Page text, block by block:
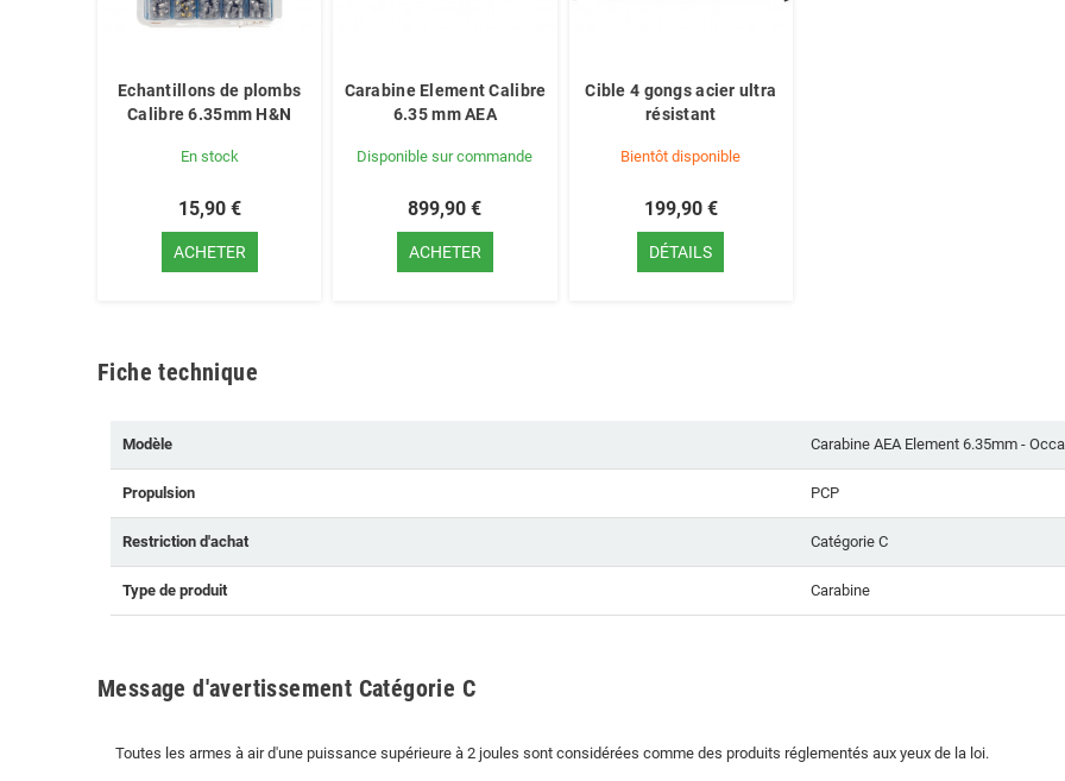
Echantillons de plombs
Calibre 6.35mm H&N
En stock
15,90 €
ACHETER
Carabine Element Calibre
6.35 mm AEA
Disponible sur commande
899,90 €
ACHETER
Cible 4 gongs acier ultra
résistant
Bientôt disponible
199,90 €
DÉTAILS
Fiche technique
Modèle Carabine AEA Element 6.35mm -
Propulsion PCP
Restriction d'achat Catégorie C
Type de produit Carabine
Message d'avertissement Catégorie C
Toutes les armes à air d'une puissance supérieure à 2 joules sont considérées comme des produits réglementés aux yeux de la loi.